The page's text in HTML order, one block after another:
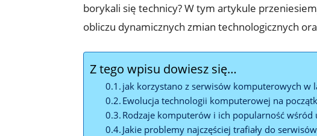
borykali się technicy? W tym artykule
obliczu dynamicznych zmian technologicznych
Z tego wpisu dowiesz się…
jak korzystano z serwisów komputerowych w
Ewolucja technologii komputerowej na
Rodzaje komputerów i ich popularność
Jakie problemy najczęściej trafiały do